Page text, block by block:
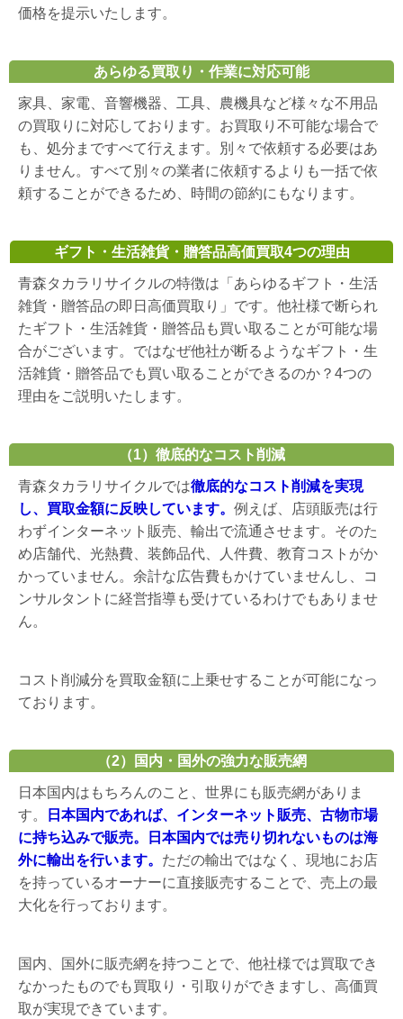
価格を提示いたします。
あらゆる買取り・作業に対応可能
家具、家電、音響機器、工具、農機具など様々な不用品
の買取りに対応しております。お買取り不可能な場合で
も、処分まですべて行えます。別々で依頼する必要はあ
りません。すべて別々の業者に依頼するよりも一括で依
頼することができるため、時間の節約にもなります。
ギフト・生活雑貨・贈答品高価買取4つの理由
青森タカラリサイクルの特徴は「あらゆるギフト・生活
雑貨・贈答品の即日高価買取り」です。他社様で断られ
たギフト・生活雑貨・贈答品も買い取ることが可能な場
合がございます。ではなぜ他社が断るようなギフト・生
活雑貨・贈答品でも買い取ることができるのか？4つの
理由をご説明いたします。
（1）徹底的なコスト削減
青森タカラリサイクルでは徹底的なコスト削減を実現
し、買取金額に反映しています。 例えば、店頭販売は行
わずインターネット販売、輸出で流通させます。そのた
め店舗代、光熱費、装飾品代、人件費、教育コストがか
かっていません。余計な広告費もかけていませんし、コ
ンサルタントに経営指導も受けているわけでもありませ
ん。
コスト削減分を買取金額に上乗せすることが可能になっ
ております。
（2）国内・国外の強力な販売網
日本国内はもちろんのこと、世界にも販売網がありま
す。
日本国内であれば、インターネット販売、古物市場
に持ち込みで販売。日本国内では売り切れないものは海
外に輸出を行います。 ただの輸出ではなく、現地にお店
を持っているオーナーに直接販売することで、売上の最
大化を行っております。
国内、国外に販売網を持つことで、他社様では買取でき
なかったものでも買取り・引取りができますし、高価買
取が実現できています。